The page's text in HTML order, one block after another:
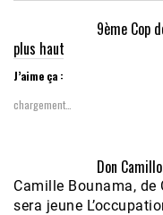
9ème Cop
plus haut
J’aime ça :
chargement…
Don
Camille Bounama, de
sera jeune